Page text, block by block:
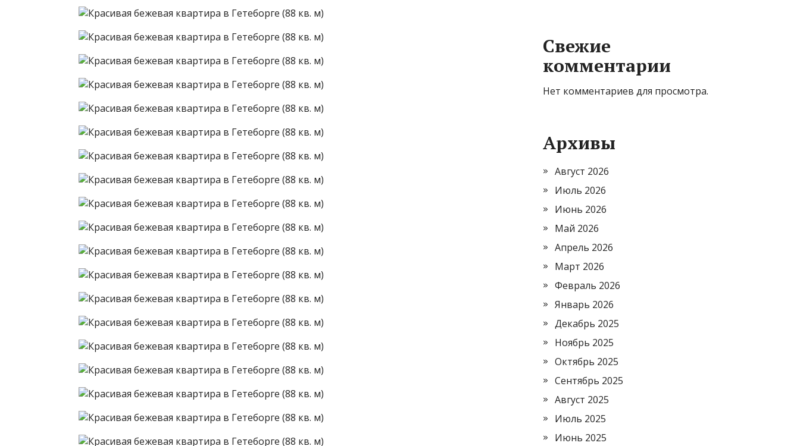
Свежие
комментарии
Нет комментариев для просмотра.
Архивы
Август 2026
Июль 2026
Июнь 2026
Май 2026
Апрель 2026
Март 2026
Февраль 2026
Январь 2026
Декабрь 2025
Ноябрь 2025
Октябрь 2025
Сентябрь 2025
Август 2025
Июль 2025
Июнь 2025